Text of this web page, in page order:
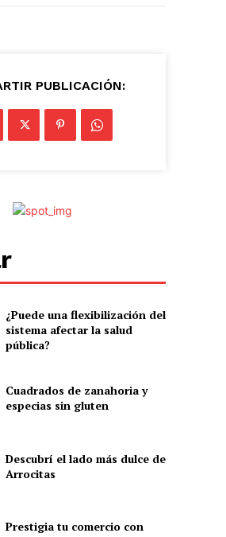
PUBLICACIÓN:
¿Puede una flexibilización del
sistema afectar la salud
pública?
Cuadrados de zanahoria y
especias sin gluten
Descubrí el lado más dulce de
Arrocitas
Prestigia tu comercio con